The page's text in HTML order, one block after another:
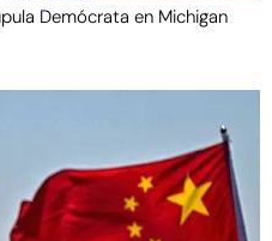
Demócrata en Michigan